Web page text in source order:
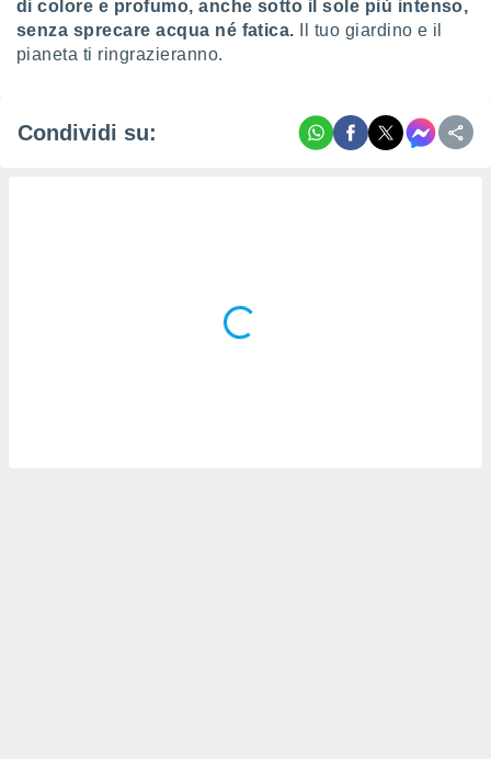
di colore e profumo, anche sotto il sole più intenso,
senza sprecare acqua né fatica.
Il tuo giardino e il
pianeta ti ringrazieranno.
Condividi su: